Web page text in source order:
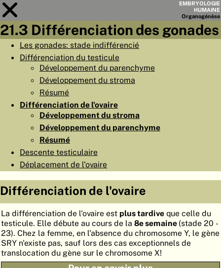
EMBRYOLOGIE
HUMAINE
Organogénèse
Module21
LISTE DES CHAPITRES
◀
EMBRYO
ORGANOGÉNÈSE
ATLASEMBRYOLOGY
RECHERCHER
21.3 Différenciation des gonades
Les gonades: stade indifférencié
Différenciation du testicule
Développement du parenchyme
Développement du stroma
Résumé
Différenciation de l'ovaire
Développement du stroma
Développement du parenchyme
Résumé
Descente testiculaire
Déplacement de l'ovaire
Différenciation de l'ovaire
La différenciation de l'ovaire est plus tardive que celle du
testicule. Elle débute au cours de la 8e semaine (stade 20 -
23). Chez la femme, en l'absence du chromosome Y, le gène
SRY n'existe pas, sauf lors des cas exceptionnels de
translocation du gène sur le chromosome X!